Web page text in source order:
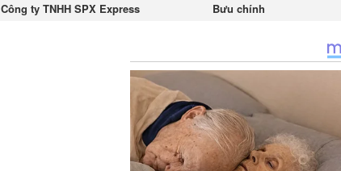
Công ty TNHH SPX Express Bưu chính